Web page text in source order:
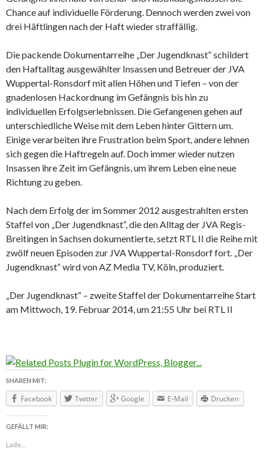
Chance auf individuelle Förderung. Dennoch werden zwei von
drei Häftlingen nach der Haft wieder straffällig.
Die packende Dokumentarreihe „Der Jugendknast“ schildert
den Haftalltag ausgewählter Insassen und Betreuer der JVA
Wuppertal-Ronsdorf mit allen Höhen und Tiefen – von der
gnadenlosen Hackordnung im Gefängnis bis hin zu
individuellen Erfolgserlebnissen. Die Gefangenen gehen auf
unterschiedliche Weise mit dem Leben hinter Gittern um.
Einige verarbeiten ihre Frustration beim Sport, andere lehnen
sich gegen die Haftregeln auf. Doch immer wieder nutzen
Insassen ihre Zeit im Gefängnis, um ihrem Leben eine neue
Richtung zu geben.
Nach dem Erfolg der im Sommer 2012 ausgestrahlten ersten
Staffel von „Der Jugendknast“, die den Alltag der JVA Regis-
Breitingen in Sachsen dokumentierte, setzt RTL II die Reihe mit
zwölf neuen Episoden zur JVA Wuppertal-Ronsdorf fort. „Der
Jugendknast“ wird von AZ Media TV, Köln, produziert.
„Der Jugendknast“ – zweite Staffel der Dokumentarreihe Start
am Mittwoch, 19. Februar 2014, um 21:55 Uhr bei RTL II
SHAREN MIT:
Facebook Twitter Google E-Mail Drucken
GEFÄLLT MIR:
Lade...